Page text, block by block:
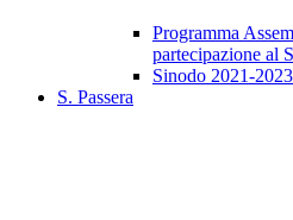
Programma
partecipazione al
Sinodo 2021-
S. Passera